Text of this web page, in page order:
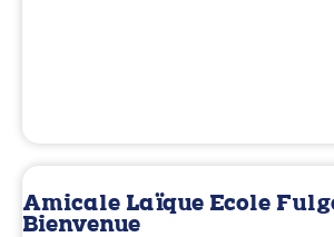
Amicale Laïque Ecole
Bienvenue